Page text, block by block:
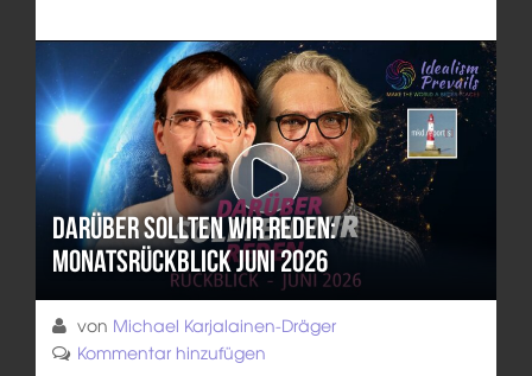
Darüber sollten wir reden:
Monatsrückblick Juni 2026
von Michael Karjalainen-Dräger
Kommentar hinzufügen